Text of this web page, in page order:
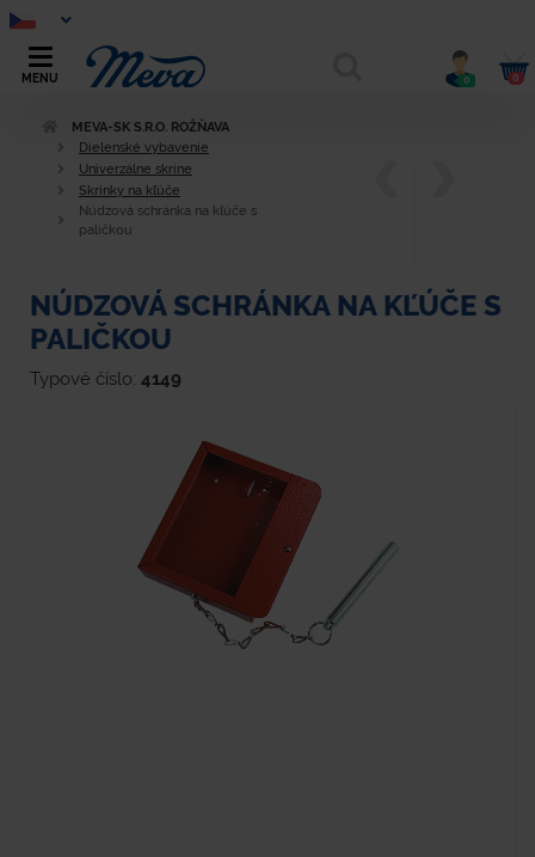
MENU 0 0
MEVA-SK S.R.O. ROŽŇAVA
Dielenské vybavenie
Univerzálne skrine
Skrinky na kľúče
Núdzová schránka na kľúče s
paličkou
NÚDZOVÁ SCHRÁNKA NA KĽÚČE S
PALIČKOU
Typové číslo: 4149